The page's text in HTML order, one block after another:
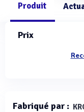
Produit
Prix
Fabriqué par :